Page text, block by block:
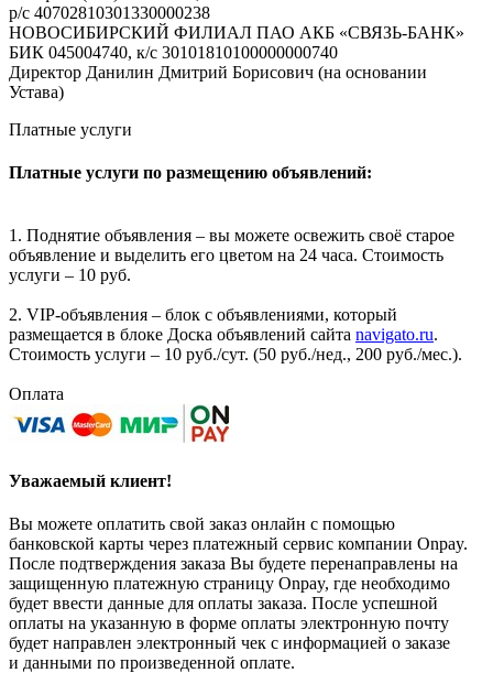
р/с 40702810301330000238
НОВОСИБИРСКИЙ ФИЛИАЛ ПАО АКБ «СВЯЗЬ-БАНК»
БИК 045004740, к/с 30101810100000000740
Директор Данилин Дмитрий Борисович (на основании
Устава)
Платные услуги
Платные услуги по размещению объявлений:
1. Поднятие объявления – вы можете освежить своё старое
объявление и выделить его цветом на 24 часа. Стоимость
услуги – 10 руб.
2. VIP-объявления – блок с объявлениями, который
размещается в блоке Доска объявлений сайта navigato.ru.
Стоимость услуги – 10 руб./сут. (50 руб./нед., 200 руб./мес.).
Оплата
Уважаемый клиент!
Вы можете оплатить свой заказ онлайн с помощью
банковской карты через платежный сервис компании Onpay.
После подтверждения заказа Вы будете перенаправлены на
защищенную платежную страницу Onpay, где необходимо
будет ввести данные для оплаты заказа. После успешной
оплаты на указанную в форме оплаты электронную почту
будет направлен электронный чек с информацией о заказе
и данными по произведенной оплате.